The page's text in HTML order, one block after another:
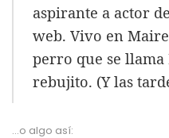
aspirante a actor
web. Vivo en
perro que se
rebujito. (Y las
…o algo así: